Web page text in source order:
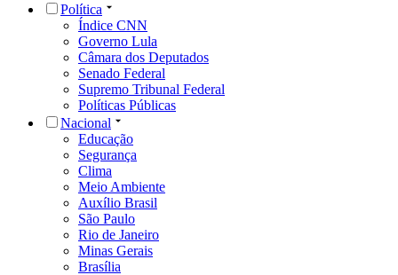
Política
Índice CNN
Governo Lula
Câmara dos Deputados
Senado Federal
Supremo Tribunal Federal
Políticas Públicas
Nacional
Educação
Segurança
Clima
Meio Ambiente
Auxílio Brasil
São Paulo
Rio de Janeiro
Minas Gerais
Brasília